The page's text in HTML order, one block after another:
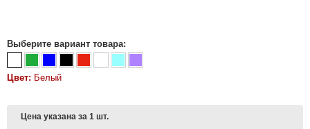
Выберите вариант товара:
Цвет: Белый
Цена указана за 1 шт.